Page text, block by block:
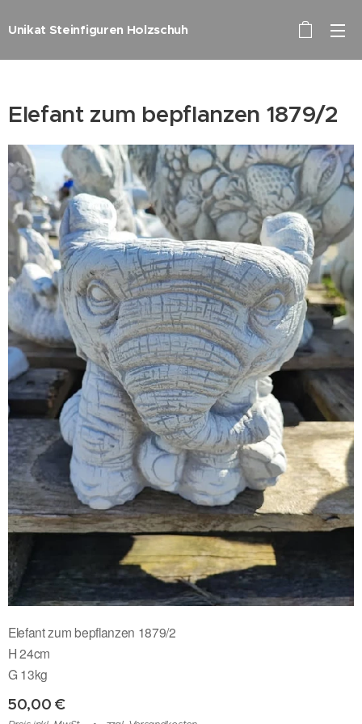
Unikat Steinfiguren Holzschuh
Elefant zum bepflanzen 1879/2
Elefant zum bepflanzen 1879/2
H 24cm
G 13kg
50,00 €